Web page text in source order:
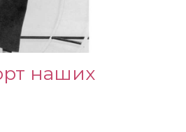
наших